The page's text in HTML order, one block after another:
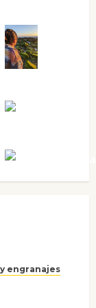
engranajes